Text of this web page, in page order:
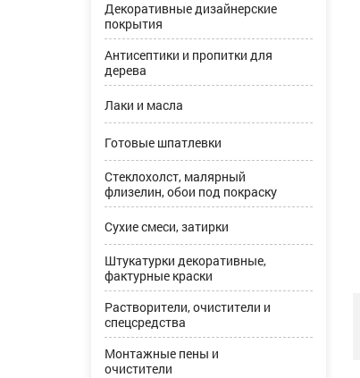
Декоративные дизайнерские
покрытия
Антисептики и пропитки для
дерева
Лаки и масла
Готовые шпатлевки
Стеклохолст, малярный
флизелин, обои под покраску
Сухие смеси, затирки
Штукатурки декоративные,
фактурные краски
Растворители, очистители и
спецсредства
Монтажные пены и
очистители